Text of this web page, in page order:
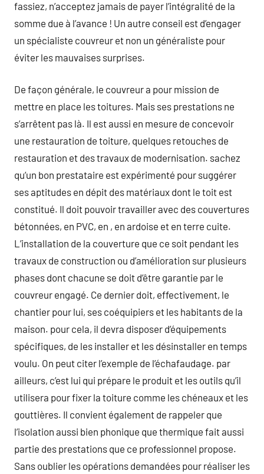
fassiez, n’acceptez jamais de payer l’intégralité de la
somme due à l’avance ! Un autre conseil est d’engager
un spécialiste couvreur et non un généraliste pour
éviter les mauvaises surprises.
De façon générale, le couvreur a pour mission de
mettre en place les toitures. Mais ses prestations ne
s’arrêtent pas là. Il est aussi en mesure de concevoir
une restauration de toiture, quelques retouches de
restauration et des travaux de modernisation. sachez
qu’un bon prestataire est expérimenté pour suggérer
ses aptitudes en dépit des matériaux dont le toit est
constitué. Il doit pouvoir travailler avec des couvertures
bétonnées, en PVC, en , en ardoise et en terre cuite.
L’installation de la couverture que ce soit pendant les
travaux de construction ou d’amélioration sur plusieurs
phases dont chacune se doit d’être garantie par le
couvreur engagé. Ce dernier doit, effectivement, le
chantier pour lui, ses coéquipiers et les habitants de la
maison. pour cela, il devra disposer d’équipements
spécifiques, de les installer et les désinstaller en temps
voulu. On peut citer l’exemple de l’échafaudage. par
ailleurs, c’est lui qui prépare le produit et les outils qu’il
utilisera pour fixer la toiture comme les chéneaux et les
gouttières. Il convient également de rappeler que
l’isolation aussi bien phonique que thermique fait aussi
partie des prestations que ce professionnel propose.
Sans oublier les opérations demandées pour réaliser les